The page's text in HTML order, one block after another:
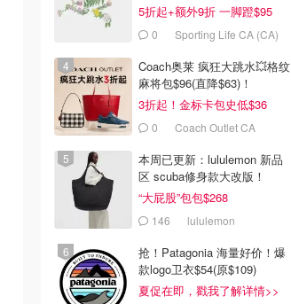
5折起+额外9折 一脚蹬$95
0 Sporting Life CA (CA)
Coach奥莱 疯狂大跳水💥格纹
麻将包$96(直降$63)！
3折起！金标卡包史低$36
0 Coach Outlet CA
本周已更新：lululemon 新品
区 scuba修身款大改版！
“大屁股”包包$268
146 lululemon
抢！Patagonia 海量好价！爆
款logo卫衣$54(原$109)
夏促在即，戳我了解详情>>